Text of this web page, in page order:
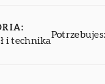
i technika